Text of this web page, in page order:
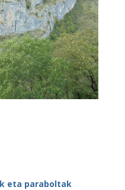
eta paraboltak